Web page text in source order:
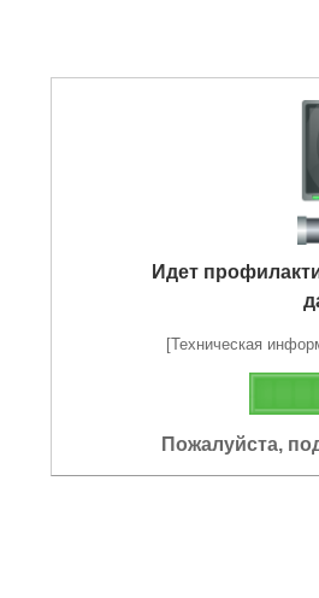
Идет
[Техническая
Пожалуйста,